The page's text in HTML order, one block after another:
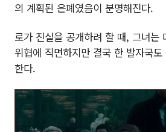
의 계획된 은폐였음이 분명해진다.
로가 진실을 공개하려 할 때, 그녀는
위협에 직면하지만 결국 한 발자국
한다.